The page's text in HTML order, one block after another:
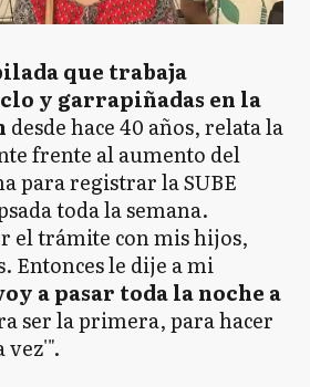
que trabaja
y garrapiñadas en la
desde hace 40 años, relata la
frente al aumento del
para registrar la SUBE
toda la semana.
el trámite con mis hijos,
Entonces le dije a mi
a pasar toda la noche a
ser la primera, para hacer
vez'".